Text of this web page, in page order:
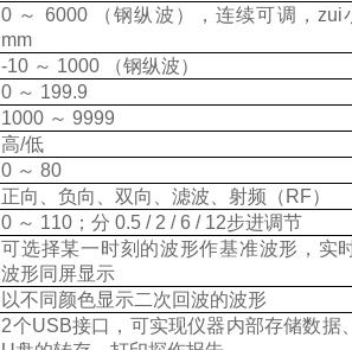
0 ～ 6000 （钢纵波），连续可调，zui
mm
-10 ～ 1000 （钢纵波）
0 ～ 199.9
1000 ～ 9999
高/低
0 ～ 80
正向、负向、双向、滤波、射频（RF）
0 ～ 110；分 0.5 / 2 / 6 / 12步进调节
可选择某一时刻的波形作基准波形，实
波形同屏显示
以不同颜色显示二次回波的波形
2个USB接口，可实现仪器内部存储数据